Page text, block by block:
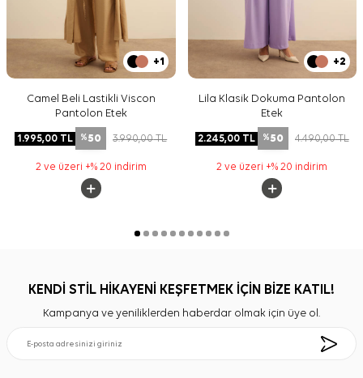
+1
Camel Beli Lastikli Viscon
Pantolon Etek
1.995,00 TL %50 3.990,00TL
2 ve üzeri +% 20 indirim
+2
Lila Klasik Dokuma Pantolon
Etek
2.245,00TL %50 4.490,00TL
2 ve üzeri +% 20 indirim
KENDİ STİL HİKAYENİ KEŞFETMEK İÇİN BİZE KATIL!
Kampanya ve yeniliklerden haberdar olmak için üye ol.